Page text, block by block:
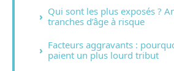
Qui sont les plus exposés ?
tranches d’âge à risque
Facteurs aggravants :
paient un plus lourd tribut